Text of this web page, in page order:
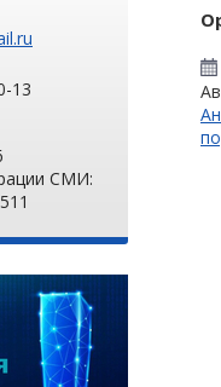
13
СМИ: